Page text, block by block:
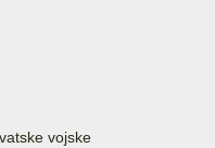
vojske